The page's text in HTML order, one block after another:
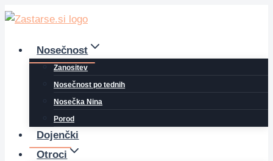
Skip
contentNosečnost
Zanositev
Nosečnost po tednih
Nosečka Nina
Porod
Dojenčki
Otroci